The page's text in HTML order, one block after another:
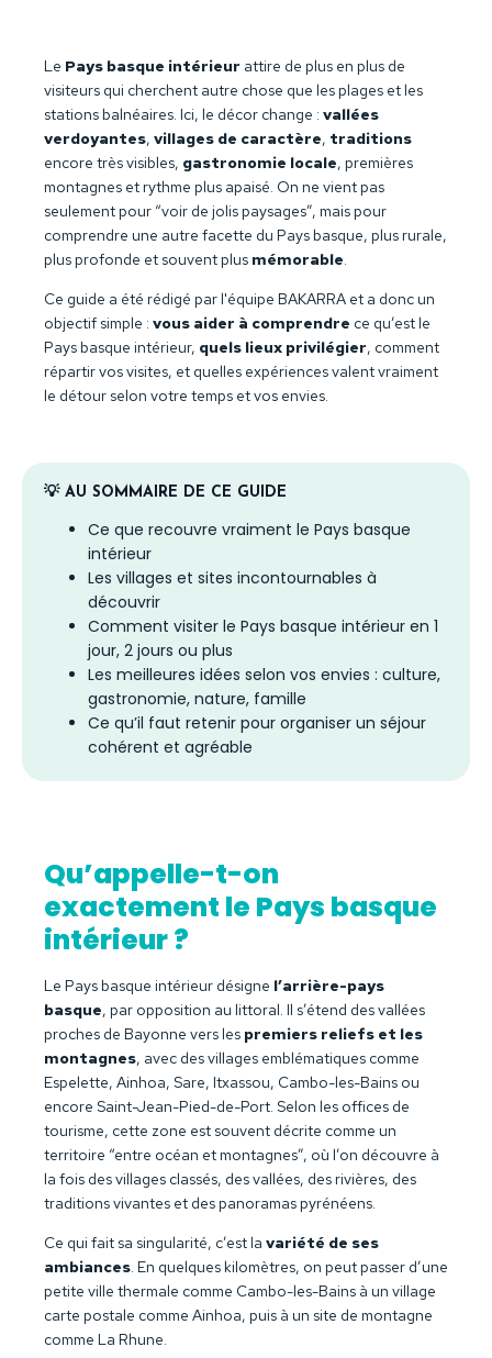
Le Pays basque intérieur attire de plus en plus de
visiteurs qui cherchent autre chose que les plages et les
stations balnéaires. Ici, le décor change : vallées
verdoyantes, villages de caractère, traditions
encore très visibles, gastronomie locale, premières
montagnes et rythme plus apaisé. On ne vient pas
seulement pour “voir de jolis paysages”, mais pour
comprendre une autre facette du Pays basque, plus rurale,
plus profonde et souvent plus mémorable.
Ce guide a été rédigé par l'équipe BAKARRA et a donc un
objectif simple : vous aider à comprendre ce qu’est le
Pays basque intérieur, quels lieux privilégier, comment
répartir vos visites, et quelles expériences valent vraiment
le détour selon votre temps et vos envies.
💡 AU SOMMAIRE DE CE GUIDE
Ce que recouvre vraiment le Pays basque
intérieur
Les villages et sites incontournables à
découvrir
Comment visiter le Pays basque intérieur en 1
jour, 2 jours ou plus
Les meilleures idées selon vos envies : culture,
gastronomie, nature, famille
Ce qu’il faut retenir pour organiser un séjour
cohérent et agréable
Qu’appelle-t-on
exactement le Pays basque
intérieur ?
Le Pays basque intérieur désigne l’arrière-pays
basque, par opposition au littoral. Il s’étend des vallées
proches de Bayonne vers les premiers reliefs et les
montagnes, avec des villages emblématiques comme
Espelette, Ainhoa, Sare, Itxassou, Cambo-les-Bains ou
encore Saint-Jean-Pied-de-Port. Selon les offices de
tourisme, cette zone est souvent décrite comme un
territoire “entre océan et montagnes”, où l’on découvre à
la fois des villages classés, des vallées, des rivières, des
traditions vivantes et des panoramas pyrénéens.
Ce qui fait sa singularité, c’est la variété de ses
ambiances. En quelques kilomètres, on peut passer d’une
petite ville thermale comme Cambo-les-Bains à un village
carte postale comme Ainhoa, puis à un site de montagne
comme La Rhune.